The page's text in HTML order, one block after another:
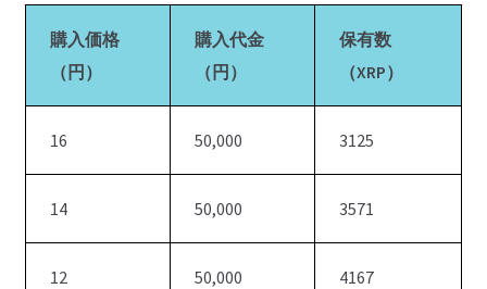
購入価格
（円）
購入代金
（円）
保有数
（XRP）
16 50,000 3125
14 50,000 3571
12 50,000 4167